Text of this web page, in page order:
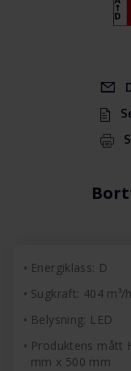
Energiklass: D
Sugkraft: 404 m³/h
Belysning: LED
Produktens mått
mm x 500 mm